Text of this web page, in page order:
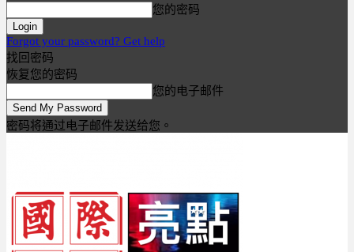
您的密码
Forgot your password? Get help
找回密码
恢复您的密码
您的电子邮件
密码将通过电子邮件发送给您。